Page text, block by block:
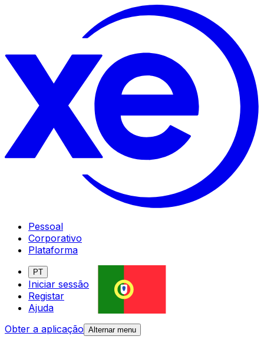
Pessoal
Corporativo
Plataforma
PT
Iniciar sessão
Registar
Ajuda
Obter a aplicação Alternar menu